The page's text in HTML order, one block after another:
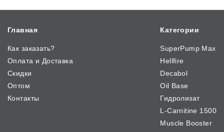
Главная
Как заказать?
Оплата и Доставка
Скидки
Оптом
Контакты
Категории
SuperPump Max
Hellfire
Decabol
Oil Base
Гидролизат
L-Carnitine 1500
Muscle Booster